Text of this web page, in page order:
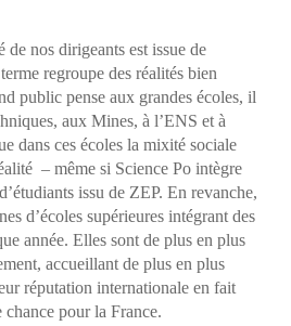
nos dirigeants est issue de
regroupe des réalités bien
public pense aux grandes écoles, il
aux Mines, à l’ENS et à
dans ces écoles la mixité sociale
– même si Science Po intègre
issu de ZEP. En revanche,
d’écoles supérieures intégrant des
année. Elles sont de plus en plus
accueillant de plus en plus
réputation internationale en fait
pour la France.